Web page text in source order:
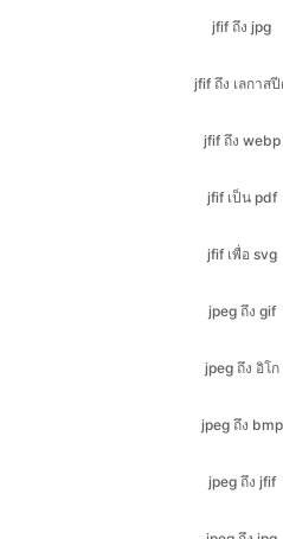
jfif ถึง webp
jfif เป็น pdf
jfif เพื่อ svg
jpeg ถึง gif
jpeg ถึง อิโก
jpeg ถึง bmp
jpeg ถึง jfif
jpeg ถึง jpg
jpeg ถึง svg